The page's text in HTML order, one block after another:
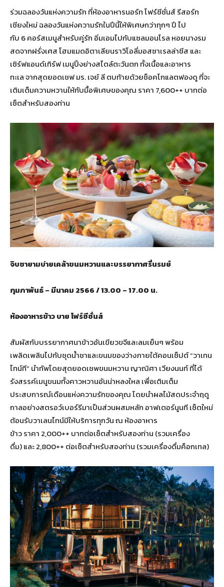
ร่วมฉลองวันแห่งความรัก ที่ห้องอาหารนอร์ท โฟร์ซีซั่นส์ รีสอร์ท
เชียงใหม่ ฉลองวันแห่งความรักในปีนี้ให้พิเศษกว่าทุกๆ ปี ไป
กับ 6 คอร์สเมนูสำหรับคู่รัก อิ่มเอมไปกับแซลมอนโรล หอยนางรม
สดจากฝรั่งเศส โฮมแมดอิตาเลียนราวิโอลี่มอสซาเรลล่าชีส และ
เซิร์ฟแอนด์เทิร์ฟ เมนูปิ้งย่างสไตล์ตะวันตก ทั้งเนื้อและอาหาร
ทะเล จากสุดยอดเชฟ มร. เจย์ ลี ตบท้ายด้วยช็อคโกแลตฟองดู ที่จะ
เติมเต็มความหวานให้กับมื้อพิเศษของคุณ ราคา 7,600++ บาทต่อ
เซ็ตสำหรับสองท่าน
จิบชายามบ่ายเคล้าขนมหวานและบรรยากาศรื่นรมย์
กุมภาพันธ์– มีนาคม 2566/13.00 – 17.00 น.
ห้องอาหารข้าว บาย โฟร์ซีซั่นส์
สัมผัสกับบรรยากาศนาข้าวอันเขียวขจีและลมเย็นๆ พร้อม
เพลิดเพลินไปกับชุดน้ำชาและขนมของว่างภายใต้คอนเซ็ปต์ “วาเทน
ไทน์ที” นำทัพโดยสุดยอดเชพขนมหวาน ญาณิศา เวียงนนท์ ที่ได้
รังสรรค์เมนูขนมทั้งคาวหวานอันน่าหลงใหล เพื่อเติมเต็ม
ประสบการณ์เดือนแห่งความรักของคุณ โดยนำผลไม้สดประจำฤดู
กาลอย่างสตรอว์เบอร์รีมาเป็นส่วนผสมหลัก อาฟเตอร์นูนที เซ็ตใหม่
ต้อนรับวาเลนไทน์มีให้บริการทุกวัน ณ ห้องอาหาร
ข้าว ราคา 2,000++ บาทต่อเซ็ตสำหรับสองท่าน (รวมเครื่อง
ดื่ม) และ 2,800++ ต่อเซ็ตสำหรับสองท่าน (รวมเครื่องดื่มค็อกเทล)